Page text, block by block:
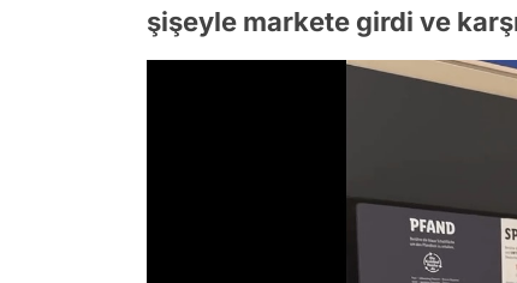
şişeyle markete girdi ve